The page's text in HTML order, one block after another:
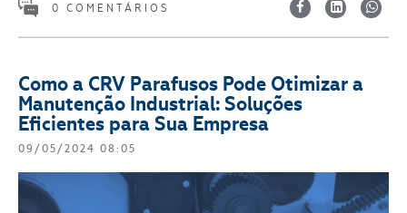
0 COMENTÁRIOS
Como a CRV Parafusos Pode Otimizar a
Manutenção Industrial: Soluções
Eficientes para Sua Empresa
09/05/2024 08:05